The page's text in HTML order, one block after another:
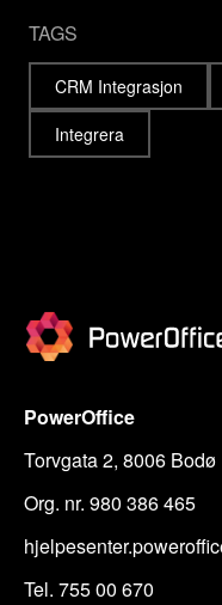
TAGS
CRM Integrasjon
Integrera
PowerOffice
Torvgata 2, 8006 Bodø
Org. nr. 980 386 465
Tel. 755 00 670